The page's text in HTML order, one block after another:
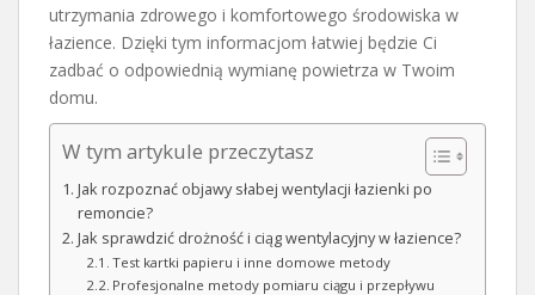
utrzymania zdrowego i komfortowego środowiska w
łazience. Dzięki tym informacjom łatwiej będzie Ci
zadbać o odpowiednią wymianę powietrza w Twoim
domu.
W tym artykule przeczytasz
Jak rozpoznać objawy słabej wentylacji łazienki po
remoncie?
Jak sprawdzić drożność i ciąg wentylacyjny w łazience?
Test kartki papieru i inne domowe metody
Profesjonalne metody pomiaru ciągu i przepływu